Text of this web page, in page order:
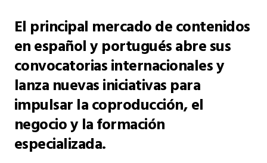
El principal mercado de contenidos
en español y portugués abre sus
convocatorias internacionales y
lanza nuevas iniciativas para
impulsar la coproducción, el
negocio y la formación
especializada.